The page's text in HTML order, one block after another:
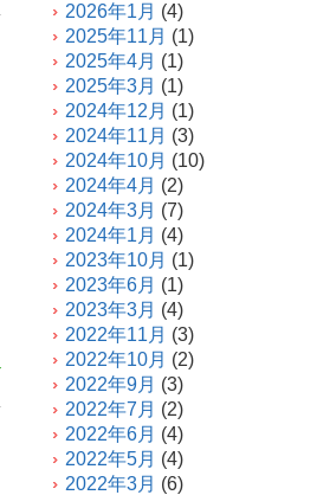
2026年1月 (4)
2025年11月 (1)
2025年4月 (1)
2025年3月 (1)
2024年12月 (1)
2024年11月 (3)
2024年10月 (10)
2024年4月 (2)
2024年3月 (7)
2024年1月 (4)
2023年10月 (1)
2023年6月 (1)
2023年3月 (4)
2022年11月 (3)
2022年10月 (2)
2022年9月 (3)
2022年7月 (2)
2022年6月 (4)
2022年5月 (4)
2022年3月 (6)